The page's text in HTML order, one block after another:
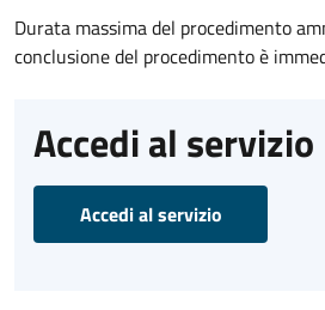
Durata massima del procedimento
conclusione del procedimento è
Accedi al servizio
Accedi al servizio